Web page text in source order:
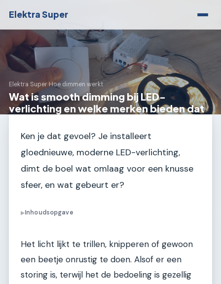
Elektra Super
Elektra Super›Hoe dimmen werkt
Wat is smooth dimming bij LED-
verlichting en welke merken bieden dat
Ken je dat gevoel? Je installeert
gloednieuwe, moderne LED-verlichting,
dimt de boel wat omlaag voor een knusse
sfeer, en wat gebeurt er?
▶Inhoudsopgave
Het licht lijkt te trillen, knipperen of gewoon
een beetje onrustig te doen. Alsof er een
storing is, terwijl het de bedoeling is gezellig